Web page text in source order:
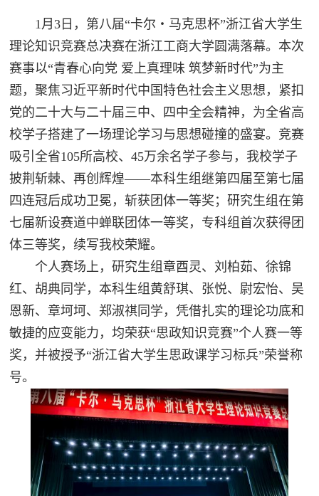
1月3日，第八届“卡尔・马克思杯”浙江省大学生
理论知识竞赛总决赛在浙江工商大学圆满落幕。本次
赛事以“青春心向党 爱上真理味 筑梦新时代”为主
题，聚焦习近平新时代中国特色社会主义思想，紧扣
党的二十大与二十届三中、四中全会精神，为全省高
校学子搭建了一场理论学习与思想碰撞的盛宴。竞赛
吸引全省105所高校、45万余名学子参与，我校学子
披荆斩棘、再创辉煌——本科生组继第四届至第七届
四连冠后成功卫冕，斩获团体一等奖；研究生组在第
七届新设赛道中蝉联团体一等奖， 专科组首次获得团
体三等奖，续写我校荣耀。
个人赛场上，研究生组章酉灵、刘柏茹、徐锦
红、胡典同学，本科生组黄舒琪、张悦、尉宏怡、吴
恩新、章坷坷、郑淑祺同学，凭借扎实的理论功底和
敏捷的应变能力，均荣获“思政知识竞赛”个人赛一等
奖，并被授予“浙江省大学生思政课学习标兵”荣誉称
号。